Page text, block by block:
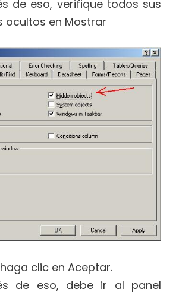
de eso, verifique todos sus
ocultos en Mostrar
clic en Aceptar.
de eso, debe ir al panel